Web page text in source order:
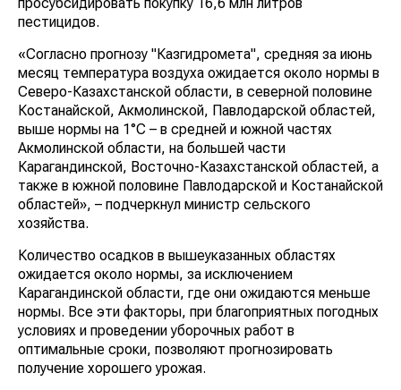
пестицидов.
«Согласно прогнозу "Казгидромета", средняя за июнь
месяц температура воздуха ожидается около нормы в
Северо-Казахстанской области, в северной половине
Костанайской, Акмолинской, Павлодарской областей,
выше нормы на 1°С – в средней и южной частях
Акмолинской области, на большей части
Карагандинской, Восточно-Казахстанской областей, а
также в южной половине Павлодарской и Костанайской
областей», – подчеркнул министр сельского
хозяйства.
Количество осадков в вышеуказанных областях
ожидается около нормы, за исключением
Карагандинской области, где они ожидаются меньше
нормы. Все эти факторы, при благоприятных погодных
условиях и проведении уборочных работ в
оптимальные сроки, позволяют прогнозировать
получение хорошего урожая.